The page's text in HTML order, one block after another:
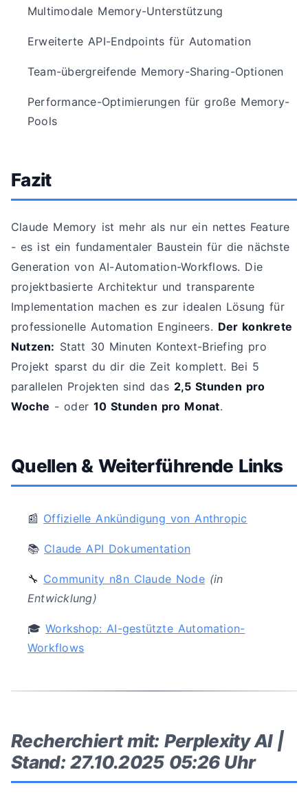
Multimodale Memory-Unterstützung
Erweiterte API-Endpoints für Automation
Team-übergreifende Memory-Sharing-Optionen
Performance-Optimierungen für große Memory-
Pools
Fazit
Claude Memory ist mehr als nur ein nettes Feature
- es ist ein fundamentaler Baustein für die nächste
Generation von AI-Automation-Workflows. Die
projektbasierte Architektur und transparente
Implementation machen es zur idealen Lösung für
professionelle Automation Engineers. Der konkrete
Nutzen: Statt 30 Minuten Kontext-Briefing pro
Projekt sparst du dir die Zeit komplett. Bei 5
parallelen Projekten sind das 2,5 Stunden pro
Woche - oder 10 Stunden pro Monat.
Quellen & Weiterführende Links
📰 Offizielle Ankündigung von Anthropic
📚 Claude API Dokumentation
🔧 Community n8n Claude Node (in
Entwicklung)
🎓Workshop: AI-gestützte Automation-
Workflows
Recherchiert mit: Perplexity AI |
Stand: 27.10.2025 05:26 Uhr